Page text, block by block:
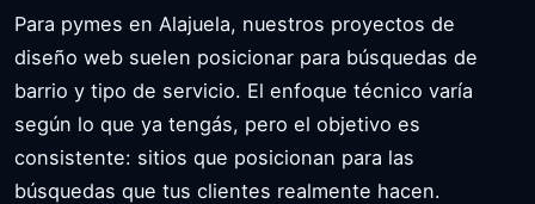
Para pymes en Alajuela, nuestros proyectos de
diseño web suelen posicionar para búsquedas de
barrio y tipo de servicio. El enfoque técnico varía
según lo que ya tengás, pero el objetivo es
consistente: sitios que posicionan para las
búsquedas que tus clientes realmente hacen.